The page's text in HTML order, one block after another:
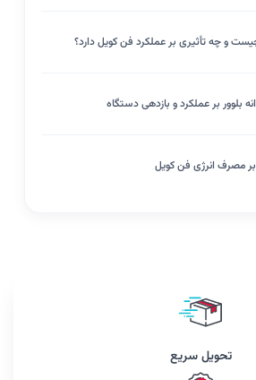
و چه تأثیری بر عملکرد فن کویل دارد؟
بلوور بر عملکرد و بازدهی دستگاه
بر مصرف انرژی فن کویل
تحویل سریع